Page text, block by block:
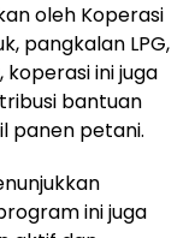
oleh Koperasi
pangkalan LPG,
koperasi ini juga
bantuan
panen petani.
ini juga